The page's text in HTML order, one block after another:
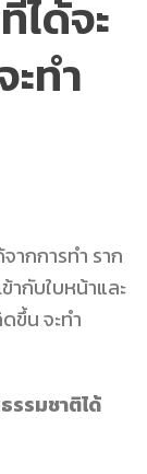
ด้จะ
ทำ
ากการทำ ราก
ากับใบหน้าและ
ขึ้น จะทำ
รรมชาติได้